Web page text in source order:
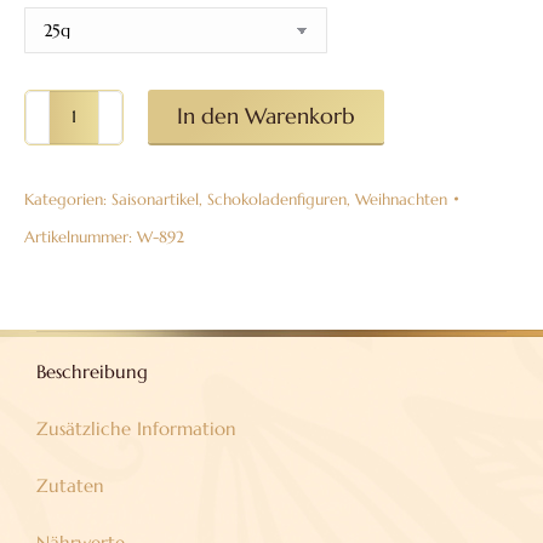
Bischof
mit
aus
Vollmilchschokolade
In den Warenkorb
Kategorien: Saisonartikel, Schokoladenfiguren, Weihnachten
Artikelnummer: W-892
Beschreibung
Zusätzliche Information
Zutaten